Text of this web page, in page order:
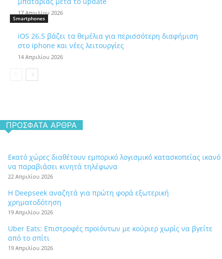
17 Απριλίου 2026
Smartphones
iOS 26.5 βάζει τα θεμέλια για περισσότερη διαφήμιση
στο iphone και νέες λειτουργίες
14 Απριλίου 2026
ΠΡΌΣΦΑΤΑ ΆΡΘΡΑ
Εκατό χώρες διαθέτουν εμπορικό λογισμικό κατασκοπείας ικανό
να παραβιάσει κινητά τηλέφωνα
22 Απριλίου 2026
Η Deepseek αναζητά για πρώτη φορά εξωτερική
χρηματοδότηση
19 Απριλίου 2026
Uber Eats: Επιστροφές προϊόντων με κούριερ χωρίς να βγείτε
από το σπίτι
19 Απριλίου 2026